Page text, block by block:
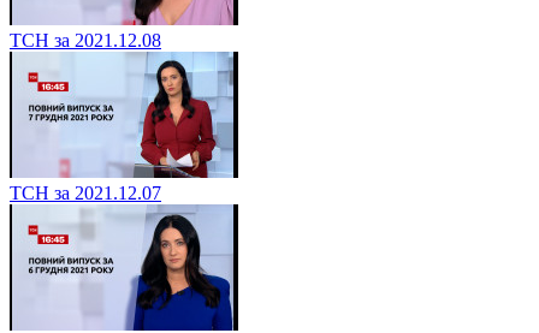
ТСН за 2021.12.08
ТСН за 2021.12.07